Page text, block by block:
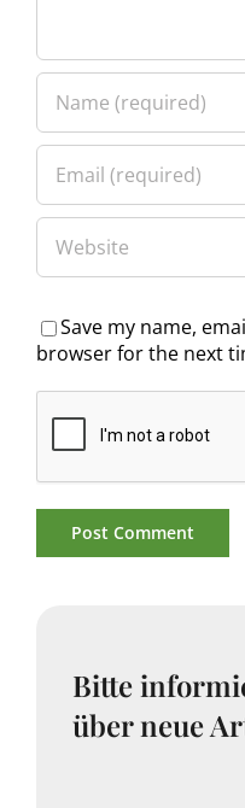
Save my name,
browser for the next
Bitte
über neue